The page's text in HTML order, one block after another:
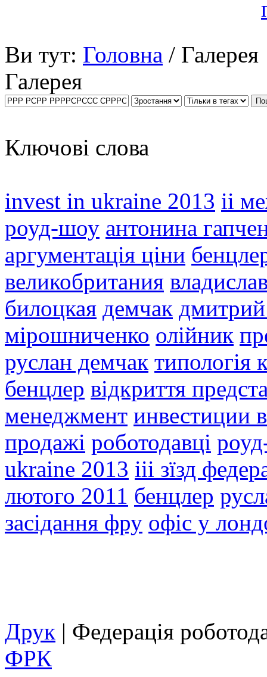
Ви тут: Головна / Галерея
Галерея
Ключові слова
invest in ukraine 2013 іі
роуд-шоу антонина
аргументація ціни
великобритания
билоцкая демчак
мірошниченко олійник
руслан демчак типологія
бенцлер відкриття
менеджмент инвестиции
продажі роботодавці
ukraine 2013 ііі зїзд
лютого 2011 бенцлер
засідання фру офіс у
Друк | Федерація
ФРК